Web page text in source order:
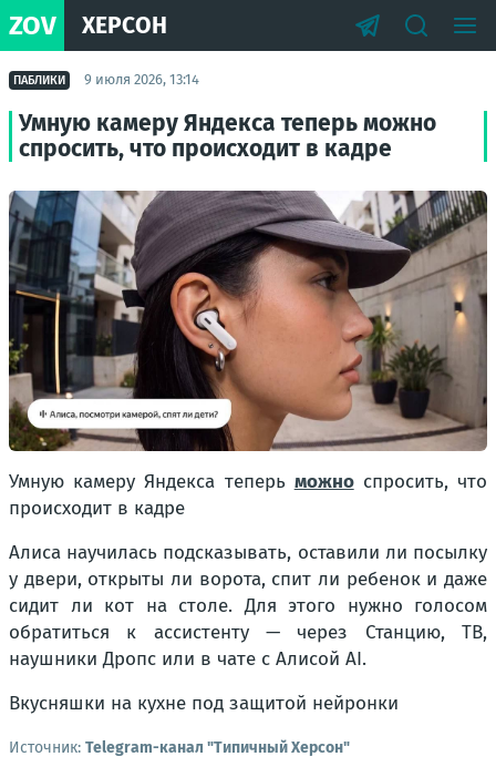
ZOV ХЕРСОН
ПАБЛИКИ 9 июля 2026, 13:14
Умную камеру Яндекса теперь можно
спросить, что происходит в кадре
Умную камеру Яндекса теперь можноспросить, что
происходит в кадре
Алиса научилась подсказывать, оставили ли посылку
у двери, открыты ли ворота, спит ли ребенок и даже
сидит ли кот на столе. Для этого нужно голосом
обратиться к ассистенту — через Станцию, ТВ,
наушники Дропс или в чате с Алисой AI.
Вкусняшки на кухне под защитой нейронки
Источник: Telegram-канал "Типичный Херсон"